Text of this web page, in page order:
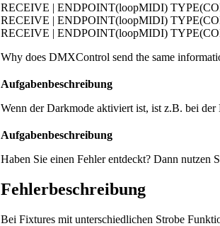
RECEIVE | ENDPOINT(loopMIDI)
RECEIVE | ENDPOINT(loopMIDI)
RECEIVE | ENDPOINT(loopMIDI)
Why does DMXControl send the same
Aufgabenbeschreibung
Wenn der Darkmode aktiviert ist, ist z.B. bei
Aufgabenbeschreibung
Haben Sie einen Fehler entdeckt? Dann nutzen
Fehlerbeschreibung
Bei Fixtures mit unterschiedlichen Strobe